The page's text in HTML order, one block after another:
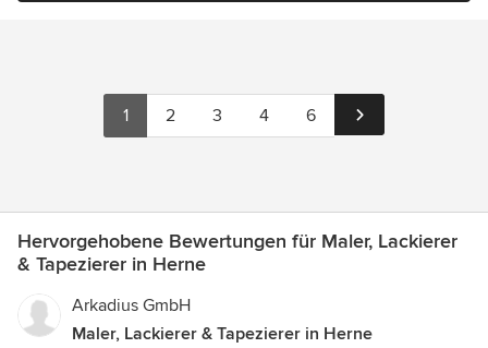
1 2 3 4 6
Hervorgehobene Bewertungen für Maler, Lackierer
& Tapezierer in Herne
Arkadius GmbH
Maler, Lackierer & Tapezierer in Herne